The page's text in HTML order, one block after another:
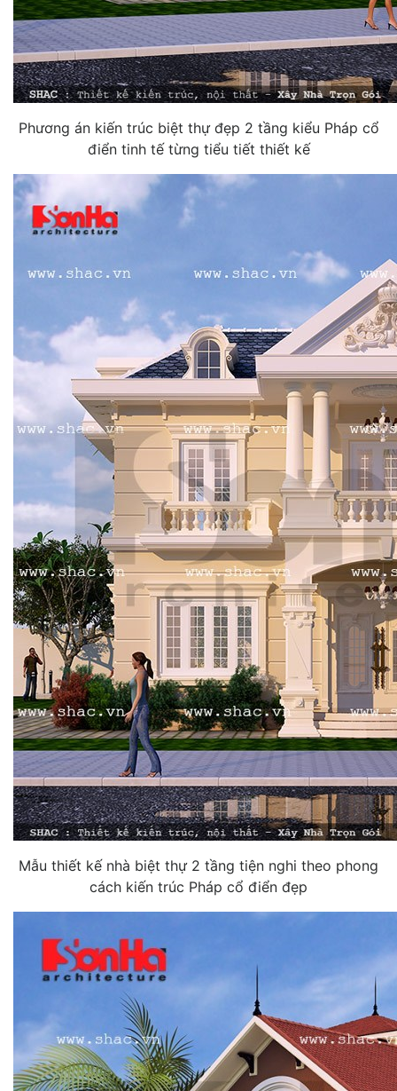
Phương án kiến trúc biệt thự đẹp 2 tầng kiểu Pháp cổ
điển tinh tế từng tiểu tiết thiết kế
Mẫu thiết kế nhà biệt thự 2 tầng tiện nghi theo phong
cách kiến trúc Pháp cổ điển đẹp